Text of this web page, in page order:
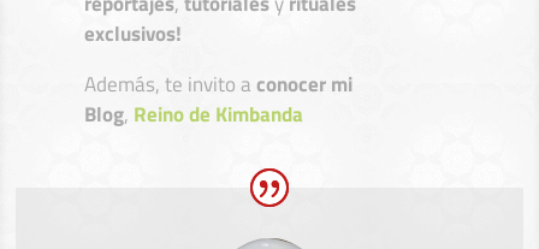
exclusivos!
Además, te invito aconocer mi
Blog, Reino de Kimbanda